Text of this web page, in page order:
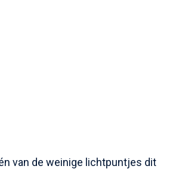
van de weinige lichtpuntjes dit